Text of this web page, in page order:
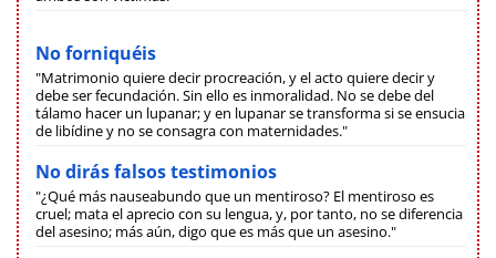
No forniquéis
"Matrimonio quiere decir procreación, y el acto quiere decir y
debe ser fecundación. Sin ello es inmoralidad. No se debe del
tálamo hacer un lupanar; y en lupanar se transforma si se ensucia
de libídine y no se consagra con maternidades."
No dirás falsos testimonios
"¿Qué más nauseabundo que un mentiroso? El mentiroso es
cruel; mata el aprecio con su lengua, y, por tanto, no se diferencia
del asesino; más aún, digo que es más que un asesino."